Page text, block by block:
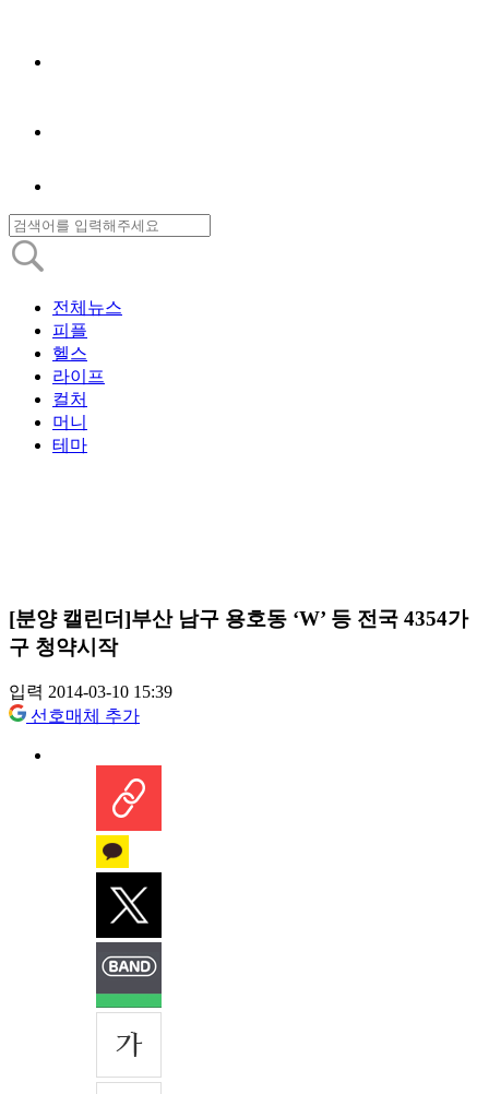
전체뉴스
피플
헬스
라이프
컬처
머니
테마
[분양 캘린더]부산 남구 용호동 ‘W’ 등 전국 4354가
구 청약시작
입력 2014-03-10 15:39
선호매체 추가